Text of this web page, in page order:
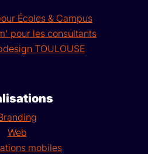
Écoles & Campus
pour les consultants
TOULOUSE
Web
mobiles